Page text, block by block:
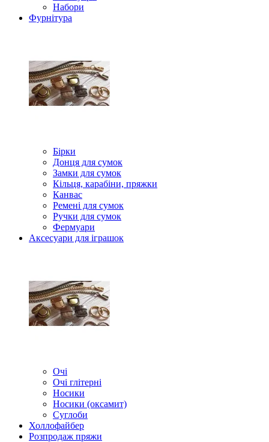
Набори
Фурнітура
Бірки
Донця для сумок
Замки для сумок
Кільця, карабіни, пряжки
Канвас
Ремені для сумок
Ручки для сумок
Фермуари
Аксесуари для іграшок
Очі
Очі глітерні
Носики
Носики (оксамит)
Суглоби
Холлофайбер
Розпродаж пряжи